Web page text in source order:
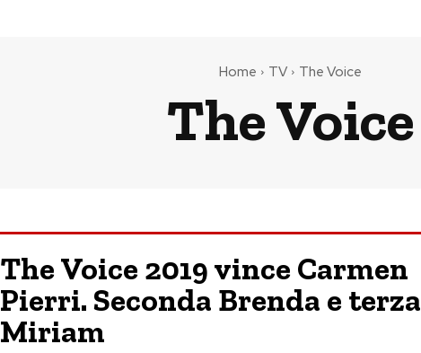
Home TV The Voice
The Voice
The Voice 2019 vince Carmen
Pierri. Seconda Brenda e terza
Miriam